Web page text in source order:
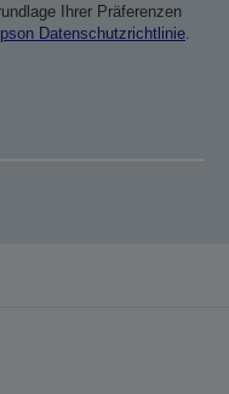
Ihrer Präferenzen
Datenschutzrichtlinie